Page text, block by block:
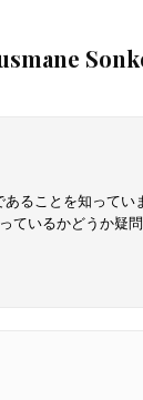
ることを知ってい
ているかどうか疑